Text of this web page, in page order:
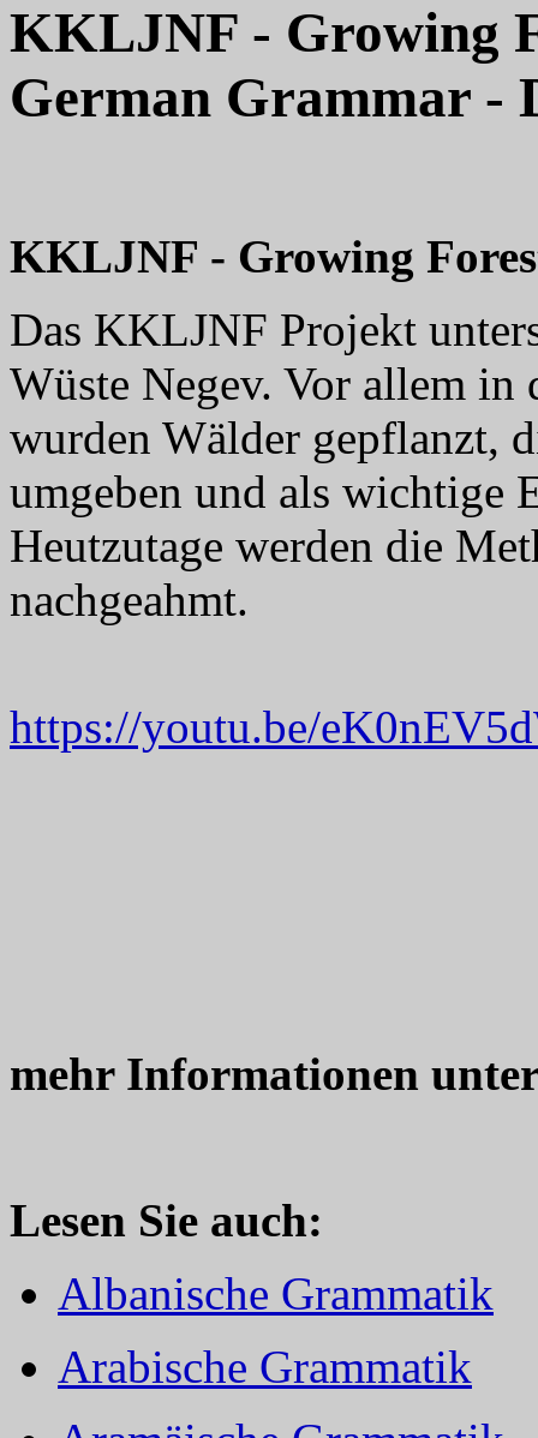
KKLJNF - Growing
German Grammar -
KKLJNF - Growing
Das KKLJNF Projekt
Wüste Negev. Vor allem in
wurden Wälder gepflanzt,
umgeben und als wichtige
Heutzutage werden die
nachgeahmt.
https://youtu.be/
mehr Informationen
Lesen Sie auch:
Albanische Grammatik
Arabische Grammatik